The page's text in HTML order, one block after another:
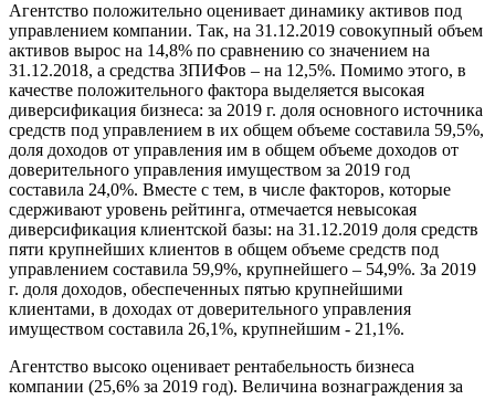
Агентство положительно оценивает динамику активов под
управлением компании. Так, на 31.12.2019 совокупный объем
активов вырос на 14,8% по сравнению со значением на
31.12.2018, а средства ЗПИФов – на 12,5%. Помимо этого, в
качестве положительного фактора выделяется высокая
диверсификация бизнеса: за 2019 г. доля основного источника
средств под управлением в их общем объеме составила 59,5%,
доля доходов от управления им в общем объеме доходов от
доверительного управления имуществом за 2019 год
составила 24,0%. Вместе с тем, в числе факторов, которые
сдерживают уровень рейтинга, отмечается невысокая
диверсификация клиентской базы: на 31.12.2019 доля средств
пяти крупнейших клиентов в общем объеме средств под
управлением составила 59,9%, крупнейшего – 54,9%. За 2019
г. доля доходов, обеспеченных пятью крупнейшими
клиентами, в доходах от доверительного управления
имуществом составила 26,1%, крупнейшим - 21,1%.
Агентство высоко оценивает рентабельность бизнеса
компании (25,6% за 2019 год). Величина вознаграждения за